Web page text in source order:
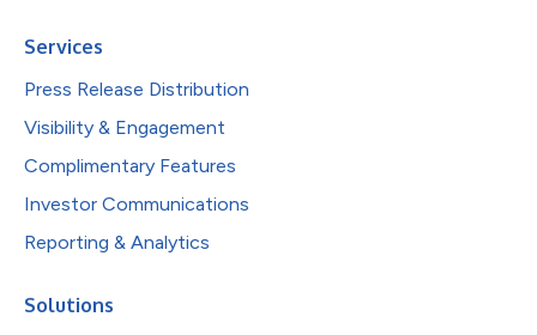
Services
Press Release Distribution
Visibility & Engagement
Complimentary Features
Investor Communications
Reporting & Analytics
Solutions